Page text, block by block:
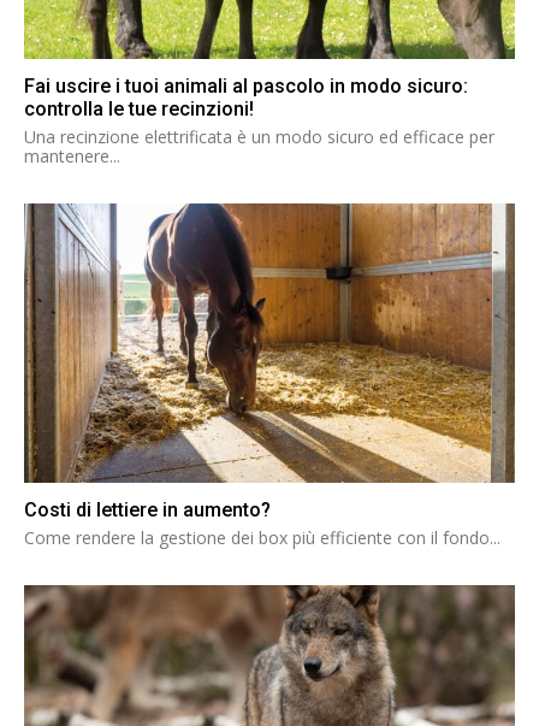
Fai uscire i tuoi animali al pascolo in modo sicuro:
controlla le tue recinzioni!
Una recinzione elettrificata è un modo sicuro ed efficace per
mantenere...
Costi di lettiere in aumento?
Come rendere la gestione dei box più efficiente con il fondo...